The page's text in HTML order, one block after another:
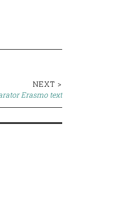
NEXT >
Erasmo text